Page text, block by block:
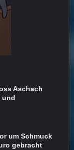
Aschach
und
um Schmuck
gebracht